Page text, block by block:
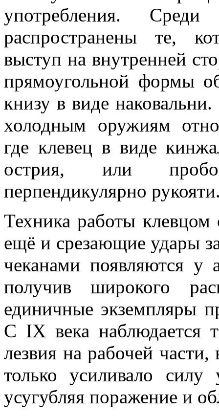
употребления.
распространены те,
выступ на внутренней
прямоугольной формы
книзу в виде
холодным оружиям
где клевец в виде
острия, или
перпендикулярно
Техника работы клевцом
ещё и срезающие удары
чеканами появляются
получив широкого
единичные экземпляры
С IX века наблюдается
лезвия на рабочей
только усиливало
усугубляя поражение и